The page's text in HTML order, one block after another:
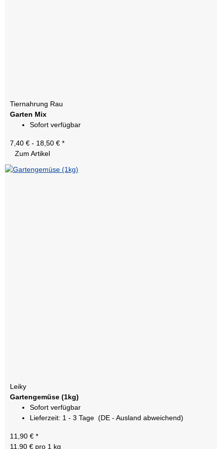
Tiernahrung Rau
Garten Mix
Sofort verfügbar
7,40 € - 18,50 € *
Zum Artikel
Leiky
Gartengemüse (1kg)
Sofort verfügbar
Lieferzeit: 1 - 3 Tage (DE - Ausland abweichend)
11,90 € *
11,90 € pro 1 kg